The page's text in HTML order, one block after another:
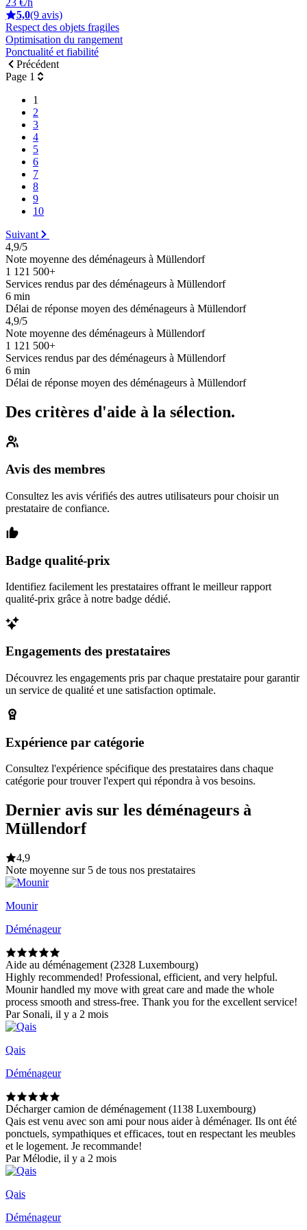
5,0(9 avis)
Respect des objets fragiles
Optimisation du rangement
Ponctualité et fiabilité
Précédent
Page 1
1
2
3
4
5
6
7
8
9
10
Suivant
4,9/5
Note moyenne des déménageurs à Müllendorf
1 121 500+
Services rendus par des déménageurs à Müllendorf
6 min
Délai de réponse moyen des déménageurs à Müllendorf
4,9/5
Note moyenne des déménageurs à Müllendorf
1 121 500+
Services rendus par des déménageurs à Müllendorf
6 min
Délai de réponse moyen des déménageurs à Müllendorf
Des critères d'aide à la sélection.
Avis des membres
Consultez les avis vérifiés des autres utilisateurs pour choisir un
prestataire de confiance.
Badge qualité-prix
Identifiez facilement les prestataires offrant le meilleur rapport
qualité-prix grâce à notre badge dédié.
Engagements des prestataires
Découvrez les engagements pris par chaque prestataire pour garantir
un service de qualité et une satisfaction optimale.
Expérience par catégorie
Consultez l'expérience spécifique des prestataires dans chaque
catégorie pour trouver l'expert qui répondra à vos besoins.
Dernier avis sur les déménageurs à
Müllendorf
4,9
Note moyenne sur 5 de tous nos prestataires
Mounir
Déménageur
Aide au déménagement (2328 Luxembourg)
Highly recommended! Professional, efficient, and very helpful.
Mounir handled my move with great care and made the whole
process smooth and stress-free. Thank you for the excellent service!
Par Sonali, il y a 2 mois
Qais
Déménageur
Décharger camion de déménagement (1138 Luxembourg)
Qais est venu avec son ami pour nous aider à déménager. Ils ont été
ponctuels, sympathiques et efficaces, tout en respectant les meubles
et le logement. Je recommande!
Par Mélodie, il y a 2 mois
Qais
Déménageur